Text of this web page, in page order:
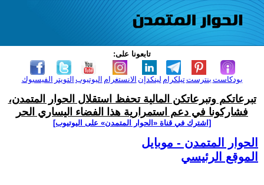
تابعونا على:
الفيسبوك التويتر اليوتيوب الانستغرام لينكدإن تيلكرامبنترست بودكاست
تبرعاتكم وتبرعاتكن المالية تحفظ استقلال الحوار المتمدن،
فشاركونا في دعم استمرارية هذا الفضاء اليساري الحر
[اشترك في قناة ‫«الحوار المتمدن» على اليوتيوب]
الحوار المتمدن - موبايل
الموقع الرئيسي